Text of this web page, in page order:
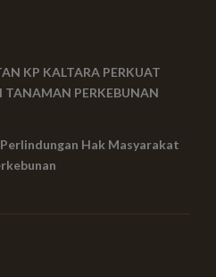
KP KALTARA PERKUAT
TANAMAN PERKEBUNAN
Hak Masyarakat